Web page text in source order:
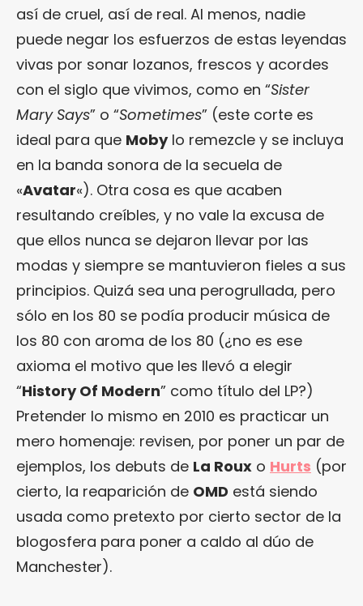
así de cruel, así de real. Al menos, nadie
puede negar los esfuerzos de estas leyendas
vivas por sonar lozanos, frescos y acordes
con el siglo que vivimos, como en “Sister
Mary Says” o “Sometimes” (este corte es
ideal para que Mobylo remezcle y se incluya
en la banda sonora de la secuela de
«Avatar«). Otra cosa es que acaben
resultando creíbles, y no vale la excusa de
que ellos nunca se dejaron llevar por las
modas y siempre se mantuvieron fieles a sus
principios. Quizá sea una perogrullada, pero
sólo en los 80 se podía producir música de
los 80 con aroma de los 80 (¿no es ese
axioma el motivo que les llevó a elegir
“History Of Modern” como título del LP?)
Pretender lo mismo en 2010 es practicar un
mero homenaje: revisen, por poner un par de
ejemplos, los debuts de La Roux o Hurts (por
cierto, la reaparición de OMD está siendo
usada como pretexto por cierto sector de la
blogosfera para poner a caldo al dúo de
Manchester).